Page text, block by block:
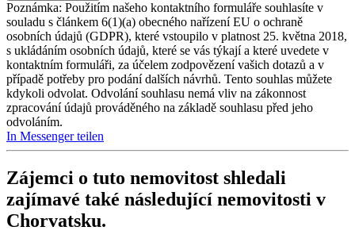
Poznámka: Použitím našeho kontaktního formuláře souhlasíte v
souladu s článkem 6(1)(a) obecného nařízení EU o ochraně
osobních údajů (GDPR), které vstoupilo v platnost 25. května 2018,
s ukládáním osobních údajů, které se vás týkají a které uvedete v
kontaktním formuláři, za účelem zodpovězení vašich dotazů a v
případě potřeby pro podání dalších návrhů. Tento souhlas můžete
kdykoli odvolat. Odvolání souhlasu nemá vliv na zákonnost
zpracování údajů prováděného na základě souhlasu před jeho
odvoláním.
In Messenger teilen
Zájemci o tuto nemovitost shledali
zajímavé také následující nemovitosti v
Chorvatsku.